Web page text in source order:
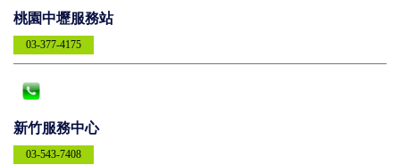
桃園中壢服務站
03-377-4175
新竹服務中心
03-543-7408